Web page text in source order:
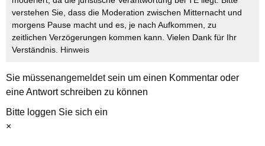
verstehen Sie, dass die Moderation zwischen Mitternacht und
morgens Pause macht und es, je nach Aufkommen, zu
zeitlichen Verzögerungen kommen kann. Vielen Dank für Ihr
Verständnis. Hinweis
Sie müssenangemeldetsein um einen Kommentar oder
eine Antwort schreiben zu können
Bitte loggen Sie sich ein
×